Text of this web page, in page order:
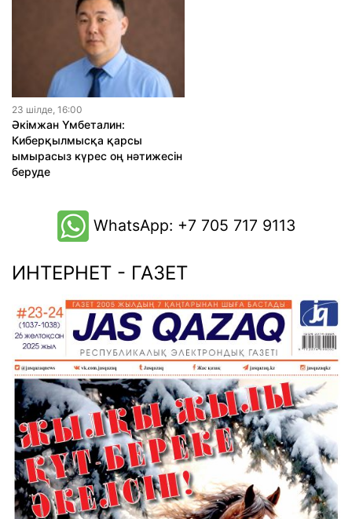
23 шiлде, 16:00
Әкімжан Үмбеталин:
Киберқылмысқа қарсы
ымырасыз күрес оң нәтижесін
беруде
WhatsApp: +7 705 717 9113
ИНТЕРНЕТ - ГАЗЕТ